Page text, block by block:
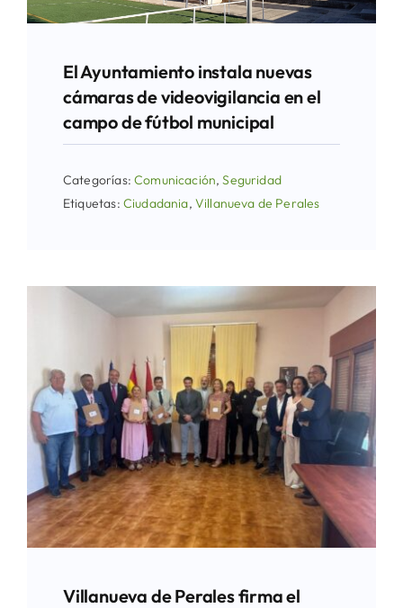
El Ayuntamiento instala nuevas
cámaras de videovigilancia en el
campo de fútbol municipal
Categorías:Comunicación,Seguridad
Etiquetas: Ciudadania, Villanueva de Perales
Villanueva de Perales firma el